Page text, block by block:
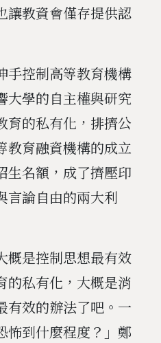
讓教資會僅存提供認
手控制高等教育機構
大學的自主權與研究
育的私有化，排擠公
教育融資機構的成立
生名額，成了擠壓印
言論自由的兩大利
概是控制思想最有效
的私有化，大概是消
有效的辦法了吧。一
怖到什麼程度？」鄭